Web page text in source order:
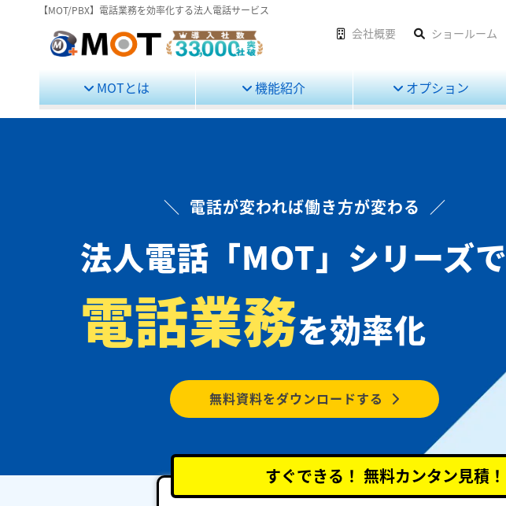
【MOT/PBX】電話業務を効率化する法人電話サービス
会社概要 ショールーム
MOTとは 機能紹介 オプション
＼ 電話が変われば働き方が変わる ／
法人電話 「MOT」シリーズで
電話業務を効率化
無料資料をダウンロードする
すぐできる！ 無料カンタン見積！